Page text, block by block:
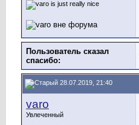
Пользователь сказал
cпасибо:
28.07.2019, 21:40
varo
Увлеченный